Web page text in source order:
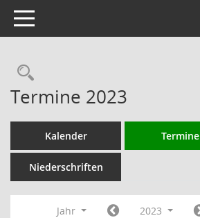
Toggle navigation
Rechercheauswahl
Termine 2023
Kalender Termine
Niederschriften
Jahr
2023